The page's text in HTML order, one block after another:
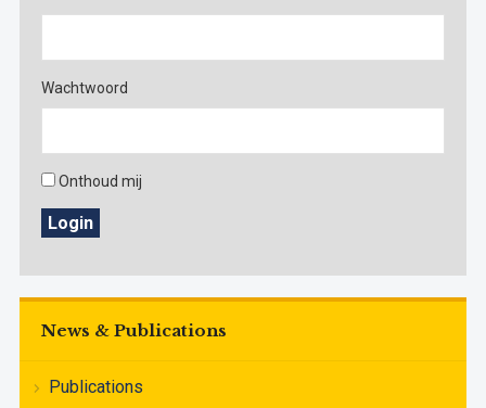
Wachtwoord
Onthoud mij
Login
News & Publications
Publications